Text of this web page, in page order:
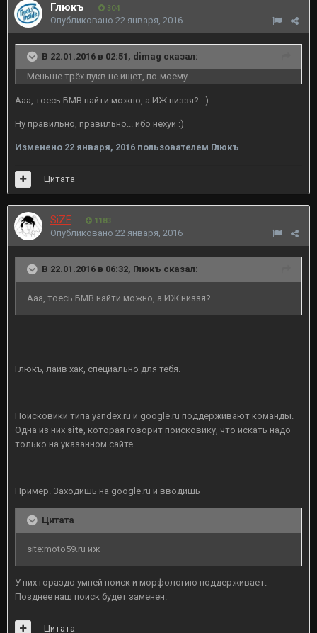
Глюкъ 304
Опубликовано 22 января, 2016
В 22.01.2016 в 02:51, dimag сказал:
Меньше трёх пукв не ищет, по-моему....
Ааа, тоесь БМВ найти можно, а ИЖ низзя? :)
Ну правильно, правильно... ибо нехуй :)
Изменено 22 января, 2016 пользователем Глюкъ
Цитата
SiZE 1183
Опубликовано 22 января, 2016
В 22.01.2016 в 06:32, Глюкъ сказал:
Ааа, тоесь БМВ найти можно, а ИЖ низзя?
Глюкъ, лайв хак, специально для тебя.
Поисковики типа yandex.ru и google.ru поддерживают команды.
Одна из них site, которая говорит поисковику, что искать надо
только на указанном сайте.
Пример. Заходишь на google.ru и вводишь
Цитата
site:moto59.ru иж
У них гораздо умней поиск и морфологию поддерживает.
Позднее наш поиск будет заменен.
Цитата